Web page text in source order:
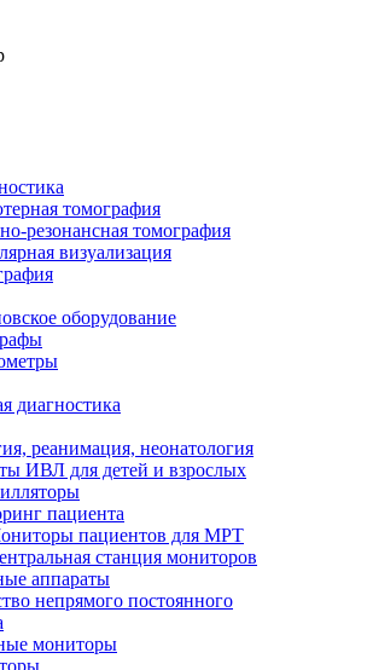
томография
резонансная томография
визуализация
оборудование
диагностика
реанимация, неонатология
ИВЛ для детей и взрослых
пациента
пациентов для МРТ
станция мониторов
аппараты
непрямого постоянного
мониторы